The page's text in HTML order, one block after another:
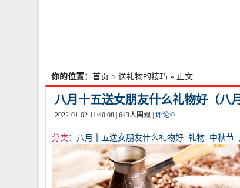
你的位置： 首页 > 送礼物的技巧 » 正文
八月十五送女朋友什么礼物好（八
2022-01-02 11:40:08 | 643人围观 | 评论:0
分类： 八月十五送女朋友什么礼物好 礼物 中秋节